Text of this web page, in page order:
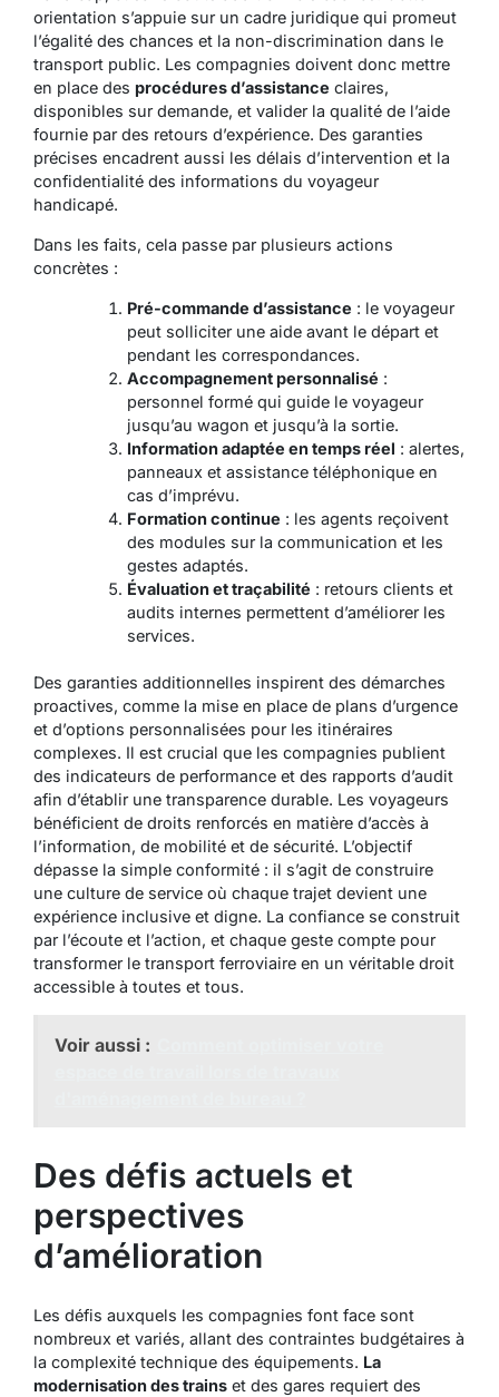
orientation s’appuie sur un cadre juridique qui promeut
l’égalité des chances et la non-discrimination dans le
transport public. Les compagnies doivent donc mettre
en place des procédures d’assistance claires,
disponibles sur demande, et valider la qualité de l’aide
fournie par des retours d’expérience. Des garanties
précises encadrent aussi les délais d’intervention et la
confidentialité des informations du voyageur
handicapé.
Dans les faits, cela passe par plusieurs actions
concrètes :
Pré-commande d’assistance : le voyageur
peut solliciter une aide avant le départ et
pendant les correspondances.
Accompagnement personnalisé :
personnel formé qui guide le voyageur
jusqu’au wagon et jusqu’à la sortie.
Information adaptée en temps réel : alertes,
panneaux et assistance téléphonique en
cas d’imprévu.
Formation continue : les agents reçoivent
des modules sur la communication et les
gestes adaptés.
Évaluation et traçabilité : retours clients et
audits internes permettent d’améliorer les
services.
Des garanties additionnelles inspirent des démarches
proactives, comme la mise en place de plans d’urgence
et d’options personnalisées pour les itinéraires
complexes. Il est crucial que les compagnies publient
des indicateurs de performance et des rapports d’audit
afin d’établir une transparence durable. Les voyageurs
bénéficient de droits renforcés en matière d’accès à
l’information, de mobilité et de sécurité. L’objectif
dépasse la simple conformité : il s’agit de construire
une culture de service où chaque trajet devient une
expérience inclusive et digne. La confiance se construit
par l’écoute et l’action, et chaque geste compte pour
transformer le transport ferroviaire en un véritable droit
accessible à toutes et tous.
Voir aussi :
Des défis actuels et
perspectives
d’amélioration
Les défis auxquels les compagnies font face sont
nombreux et variés, allant des contraintes budgétaires à
la complexité technique des équipements. La
modernisation des trains et des gares requiert des